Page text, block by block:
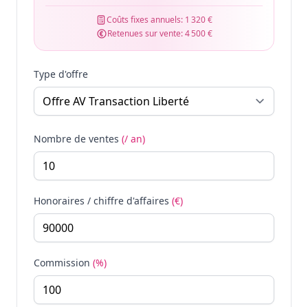
Coûts fixes annuels: 1 320 €
Retenues sur vente:4 500 €
Type d'offre
Nombre de ventes (/ an)
Honoraires / chiffre d'affaires (€)
Commission (%)